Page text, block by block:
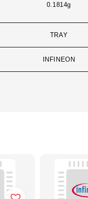
0.1814g
TRAY
INFINEON